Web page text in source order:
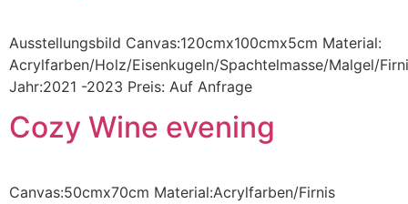
Ausstellungsbild Canvas:120cmx100cmx5cm Material:
Acrylfarben/Holz/Eisenkugeln/Spachtelmasse/Malgel/
Jahr:2021 -2023 Preis: Auf Anfrage
Cozy Wine evening
Canvas:50cmx70cm Material:Acrylfarben/Firnis